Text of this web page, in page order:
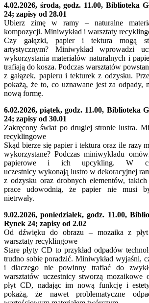
4.02.2026, środa, godz. 11.00, Biblioteka
24; zapisy od 28.01
Ubierz zimę w ramy – naturalne
kompozycji. Miniwykład i warsztaty
Czy gałązki, papier i tektura mogą
artystycznym? Miniwykład wprowadzi
wykorzystania materiałów naturalnych i
trafiają do kosza. Podczas warsztatów
z gałązek, papieru i tekturek z odzysku.
pokażą, że to, co uznawane jest za odpady,
nową formę.
6.02.2026, piątek, godz. 11.00, Biblioteka
24; zapisy od 30.01
Zakręcony świat po drugiej stronie lustra.
recyklingowe
Skąd bierze się papier i tektura oraz ile razy
wykorzystane? Podczas miniwykładu
papierowe i ich upcykling. W
uczestnicy wykonają lustro w dekoracyjnej
z odzysku oraz drobnych elementów,
prace udowodnią, że papier nie musi
nietrwały.
9.02.2026, poniedziałek, godz. 11.00,
Rynek 24; zapisy od 2.02
Od dźwięku do obrazu – mozaika z
warsztaty recyklingowe
Stare płyty CD to przykład odpadów
trudno sobie poradzić. Miniwykład wyjaśni,
i dlaczego nie powinny trafiać do
warsztatów uczestnicy stworzą mozaikowe
płyt CD, nadając im nową funkcję i
pokażą, że nawet problematyczne